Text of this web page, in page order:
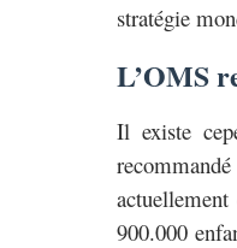
stratégie
L’OMS
Il existe
900.000